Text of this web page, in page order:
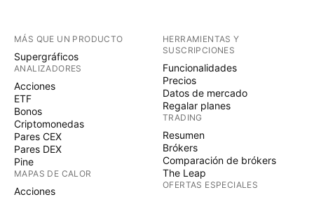
MÁS QUE UN PRODUCTO
Supergráficos
ANALIZADORES
Acciones
ETF
Bonos
Criptomonedas
Pares CEX
Pares DEX
Pine
MAPAS DE CALOR
Acciones
HERRAMIENTAS Y
SUSCRIPCIONES
Funcionalidades
Precios
Datos de mercado
Regalar planes
TRADING
Resumen
Brókers
Comparación de brókers
The Leap
OFERTAS ESPECIALES